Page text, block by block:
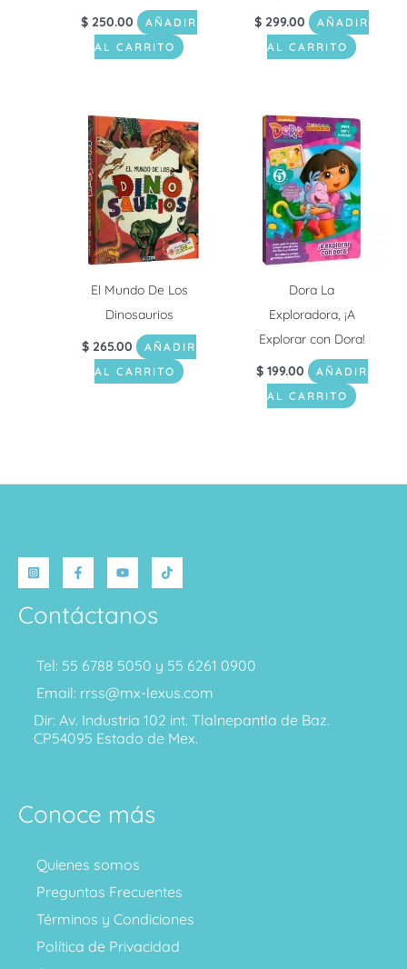
$ 250.00
AÑADIR
AL CARRITO
$ 299.00
AÑADIR
AL CARRITO
El Mundo De Los
Dinosaurios
$ 265.00
AÑADIR
AL CARRITO
Dora La
Exploradora, ¡A
Explorar con Dora!
$199.00
AÑADIR
AL CARRITO
Contáctanos
Tel: 55 6788 5050 y 55 6261 0900
Email: rrss@mx-lexus.com
Dir: Av. Industria 102 int. Tlalnepantla de Baz.
CP54095 Estado de Mex.
Conoce más
Quienes somos
Preguntas Frecuentes
Términos y Condiciones
Política de Privacidad